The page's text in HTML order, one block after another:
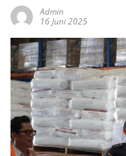
Admin
16 Juni 2025